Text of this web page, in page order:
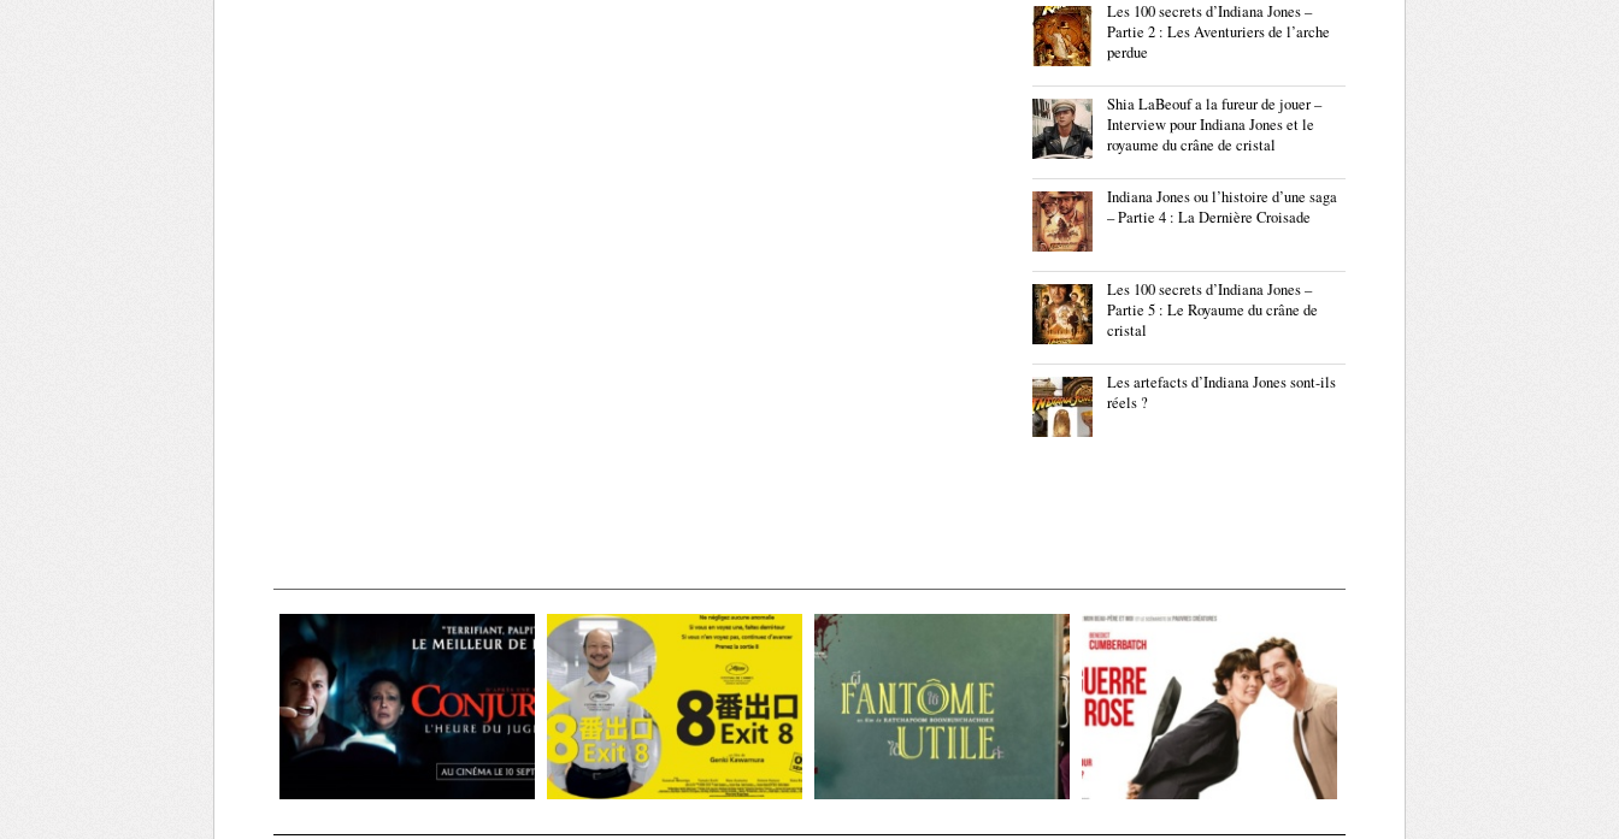
Les 100 secrets d’Indiana Jones –
Partie 2 : Les Aventuriers de l’arche
perdue
Shia LaBeouf a la fureur de jouer –
Interview pour Indiana Jones et le
royaume du crâne de cristal
Indiana Jones ou l’histoire d’une saga
– Partie 4 : La Dernière Croisade
Les 100 secrets d’Indiana Jones –
Partie 5 : Le Royaume du crâne de
cristal
Les artefacts d’Indiana Jones sont-ils
réels ?